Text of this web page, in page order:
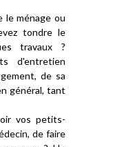
le ménage ou
tondre le
travaux ?
d'entretien
de sa
général, tant
vos petits-
de faire